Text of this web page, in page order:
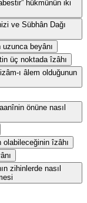
hükmünün iki
ve Sübhân Dağı
beyânı
üç noktada îzâhı
ı âlem olduğunun
önüne nasıl
olabileceğinin îzâhı
zihinlerde nasıl